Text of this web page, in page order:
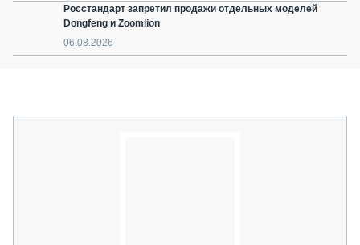
Росстандарт запретил продажи отдельных моделей
Dongfeng и Zoomlion
06.08.2026